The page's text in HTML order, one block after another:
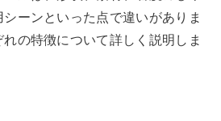
ーンといった点で違いがありま
の特徴について詳しく説明しま